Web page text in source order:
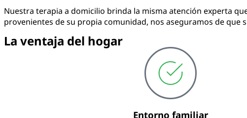
Nuestra terapia a domicilio brinda la misma atención experta
provenientes de su propia comunidad, nos aseguramos de
La ventaja del hogar
Entorno familiar